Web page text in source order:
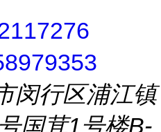
闵行区浦江镇
国茸1号楼B-